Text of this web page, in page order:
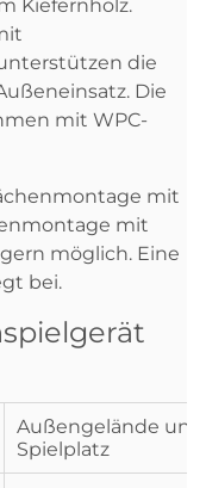
Kiefernholz.
die
Die
mit WPC-
mit
mit
möglich. Eine
bei.
Außengelände und
Spielplatz